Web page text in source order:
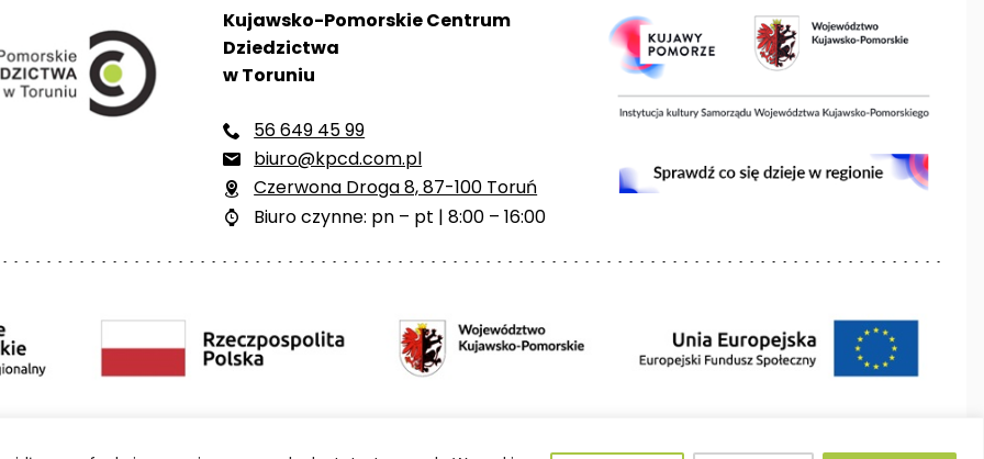
Kujawsko-Pomorskie Centrum
Dziedzictwa
w Toruniu
 56 649 45 99
 biuro@kpcd.com.pl
 Czerwona Droga 8, 87-100 Toruń
 Biuro czynne: pn – pt | 8:00 – 16:00